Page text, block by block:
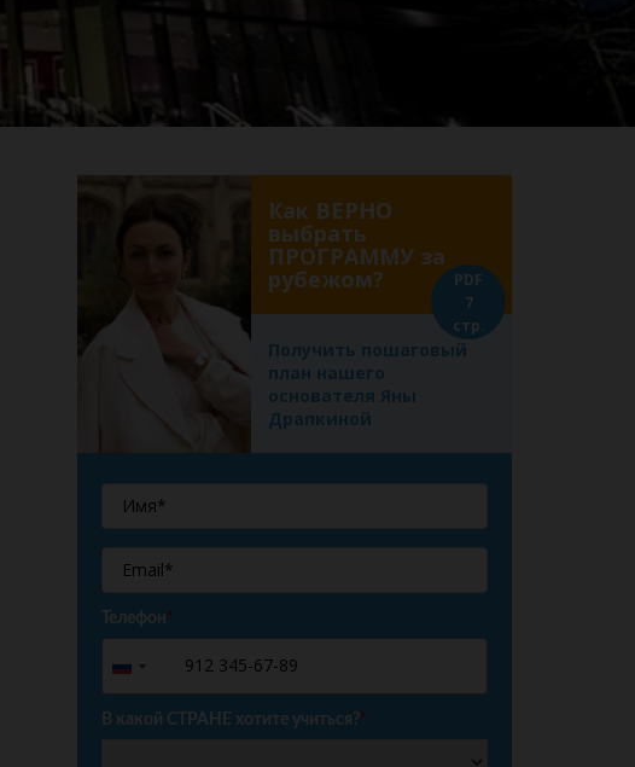
Как ВЕРНО
выбрать
ПРОГРАММУ за
рубежом?
Получить пошаговый
план нашего
основателя Яны
Драпкиной
PDF
7
стр.
Телефон*
Russia
+7
В какой СТРАНЕ хотите учиться?*